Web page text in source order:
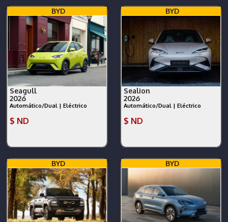
BYD
Seagull
2026
Automático/Dual | Eléctrico
$ ND
BYD
Sealion
2026
Automático/Dual | Eléctrico
$ ND
BYD BYD